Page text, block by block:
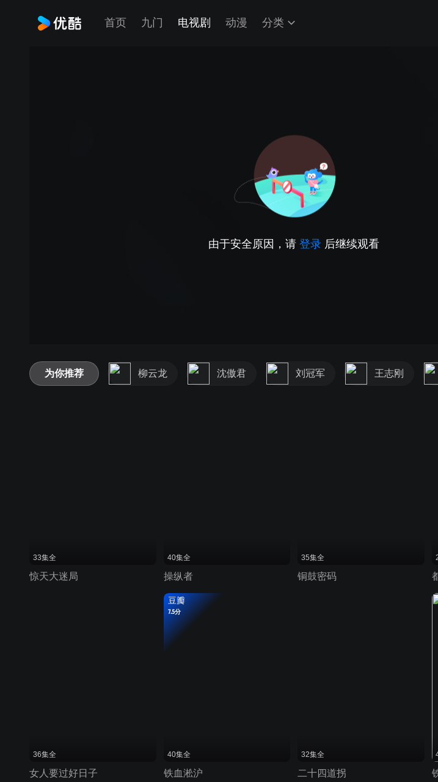
首页 九门 电视剧 动漫 分类
由于安全原因，请 登录 后继续观看
为你推荐 柳云龙 沈傲君 刘冠军 王志刚
33集全
惊天大迷局
40集全
操纵者
35集全
铜鼓密码
36集全
女人要过好日子
豆瓣
7.5分
40集全
铁血淞沪
32集全
二十四道拐